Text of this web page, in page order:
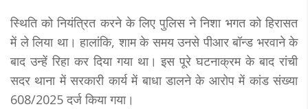
स्थिति को नियंत्रित करने के लिए पुलिस ने निशा भगत को हिरासत
में ले लिया था। हालांकि, शाम के समय उनसे पीआर बॉन्ड भरवाने के
बाद उन्हें रिहा कर दिया गया था। इस पूरे घटनाक्रम के बाद रांची
सदर थाना में सरकारी कार्य में बाधा डालने के आरोप में कांड संख्या
608/2025 दर्ज किया गया।